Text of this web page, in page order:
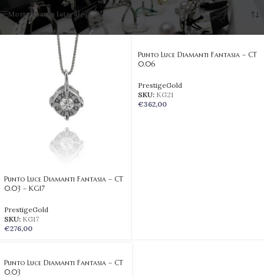
Mostra barra laterale
Punto Luce Diamanti Fantasia – CT
0.03 – KG17
PrestigeGold
SKU: KG17
€276,00
Punto Luce Diamanti Fantasia – CT
0.06
PrestigeGold
SKU: KG21
€362,00
Punto Luce Diamanti Fantasia – CT
0.03